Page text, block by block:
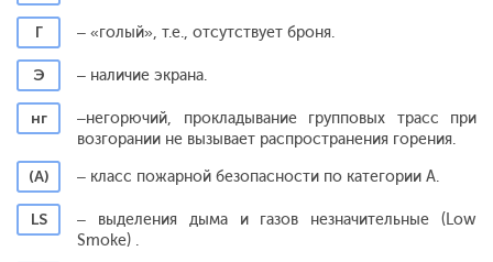
Г – «голый», т.е., отсутствует броня.
Э – наличие экрана.
нг
–негорючий, прокладывание групповых трасс при
возгорании не вызывает распространения горения.
(А)
– класс пожарной безопасности по категории А.
LS
– выделения дыма и газов незначительные (Low
Smoke) .